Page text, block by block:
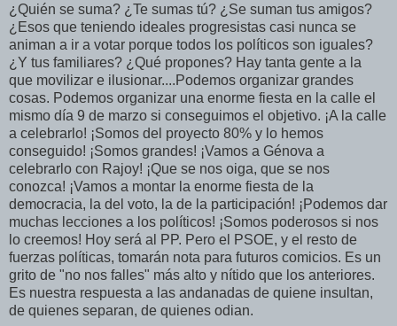
¿Quién se suma? ¿Te sumas tú? ¿Se suman tus amigos?
¿Esos que teniendo ideales progresistas casi nunca se
animan a ir a votar porque todos los políticos son iguales?
¿Y tus familiares? ¿Qué propones? Hay tanta gente a la
que movilizar e ilusionar....Podemos organizar grandes
cosas. Podemos organizar una enorme fiesta en la calle el
mismo día 9 de marzo si conseguimos el objetivo. ¡A la calle
a celebrarlo! ¡Somos del proyecto 80% y lo hemos
conseguido! ¡Somos grandes! ¡Vamos a Génova a
celebrarlo con Rajoy! ¡Que se nos oiga, que se nos
conozca! ¡Vamos a montar la enorme fiesta de la
democracia, la del voto, la de la participación! ¡Podemos dar
muchas lecciones a los políticos! ¡Somos poderosos si nos
lo creemos! Hoy será al PP. Pero el PSOE, y el resto de
fuerzas políticas, tomarán nota para futuros comicios. Es un
grito de "no nos falles" más alto y nítido que los anteriores.
Es nuestra respuesta a las andanadas de quiene insultan,
de quienes separan, de quienes odian.